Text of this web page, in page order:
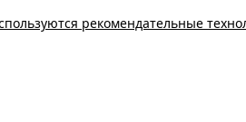
рекомендательные